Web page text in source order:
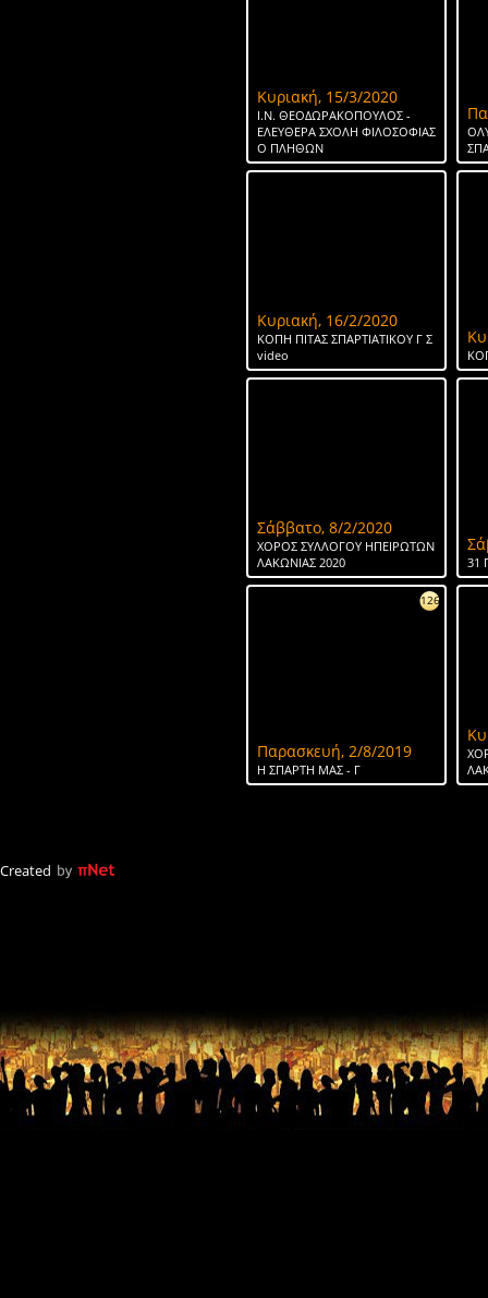
Κυριακή, 15/3/2020
Ι.Ν. ΘΕΟΔΩΡΑΚΟΠΟΥΛΟΣ -
ΕΛΕΥΘΕΡΑ ΣΧΟΛΗ ΦΙΛΟΣΟΦΙΑΣ
Ο ΠΛΗΘΩΝ
Κυριακή, 16/2/2020
ΚΟΠΗ ΠΙΤΑΣ ΣΠΑΡΤΙΑΤΙΚΟΥ Γ Σ
video
Σάββατο, 8/2/2020
ΧΟΡΟΣ ΣΥΛΛΟΓΟΥ ΗΠΕΙΡΩΤΩΝ
ΛΑΚΩΝΙΑΣ 2020
31
126
Παρασκευή, 2/8/2019
H ΣΠΑΡΤΗ ΜΑΣ - Γ
Created